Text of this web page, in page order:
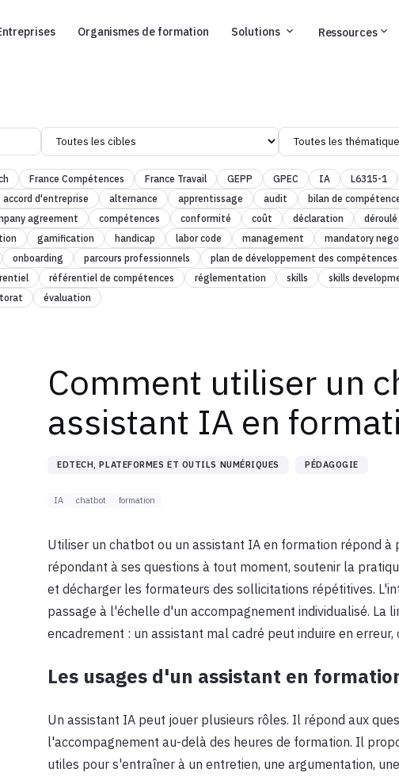
Organismes de formation Solutions Ressources
France Compétences France Travail GEPP GPEC IA L6315-1
accord d'entreprise alternance apprentissage audit bilan de
agreement compétences conformité coût déclaration déroulé
gamification handicap labor code management mandatory
onboarding parcours professionnels plan de développement des compétences
référentiel de compétences réglementation skills skills
évaluation
Comment utiliser un
assistant IA en
EDTECH, PLATEFORMES ET OUTILS NUMÉRIQUES PÉDAGOGIE
IA chatbot formation
Utiliser un chatbot ou un assistant IA en formation répond
répondant à ses questions à tout moment, soutenir la
et décharger les formateurs des sollicitations répétitives.
passage à l'échelle d'un accompagnement individualisé. La
encadrement : un assistant mal cadré peut induire en
Les usages d'un assistant en
Un assistant IA peut jouer plusieurs rôles. Il répond aux
l'accompagnement au-delà des heures de formation. Il
utiles pour s'entraîner à un entretien, une argumentation,